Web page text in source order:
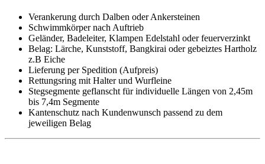
Verankerung durch Dalben oder Ankersteinen
Schwimmkörper nach Auftrieb
Geländer, Badeleiter, Klampen Edelstahl oder feuerverzinkt
Belag: Lärche, Kunststoff, Bangkirai oder gebeiztes Hartholz
z.B Eiche
Lieferung per Spedition (Aufpreis)
Rettungsring mit Halter und Wurfleine
Stegsegmente geflanscht für individuelle Längen von 2,45m
bis 7,4m Segmente
Kantenschutz nach Kundenwunsch passend zu dem
jeweiligen Belag